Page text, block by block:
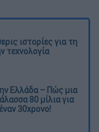
ιστορίες για τη
τεχνολογία
Ελλάδα – Πώς μια
80 μίλια για
30χρονο!